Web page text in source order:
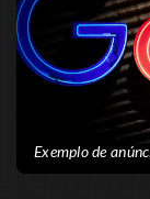
Exemplo de